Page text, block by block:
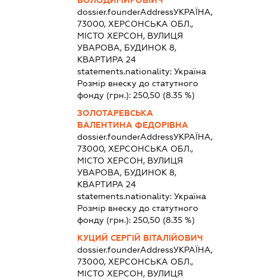
dossier.founderAddressУКРАЇНА,
73000, ХЕРСОНСЬКА ОБЛ.,
МІСТО ХЕРСОН, ВУЛИЦЯ
УВАРОВА, БУДИНОК 8,
КВАРТИРА 24
statements.nationality: Україна
Розмір внеску до статутного
фонду (грн.): 250,50 (8.35 %)
ЗОЛОТАРЕВСЬКА
ВАЛЕНТИНА ФЕДОРІВНА
dossier.founderAddressУКРАЇНА,
73000, ХЕРСОНСЬКА ОБЛ.,
МІСТО ХЕРСОН, ВУЛИЦЯ
УВАРОВА, БУДИНОК 8,
КВАРТИРА 24
statements.nationality: Україна
Розмір внеску до статутного
фонду (грн.): 250,50 (8.35 %)
КУЦИЙ СЕРГІЙ ВІТАЛІЙОВИЧ
dossier.founderAddressУКРАЇНА,
73000, ХЕРСОНСЬКА ОБЛ.,
МІСТО ХЕРСОН, ВУЛИЦЯ